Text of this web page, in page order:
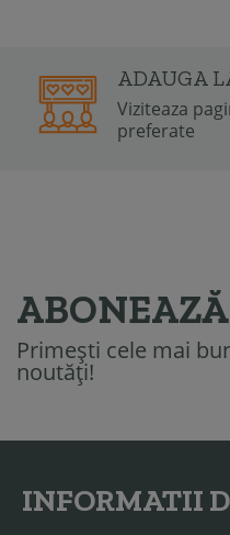
ADAUGA
Viziteaza
preferate
Primești cele mai
noutăți!
INFORMATII